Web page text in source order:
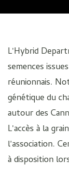
L'Hybrid
semences
réunionnais.
génétique du
autour des
L'accès à la
l'association.
à disposition